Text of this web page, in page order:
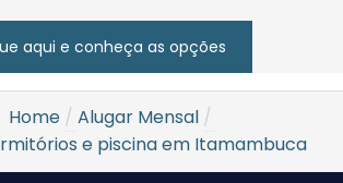
aqui e conheça as opções
Home
Alugar Mensal
e piscina em Itamambuca